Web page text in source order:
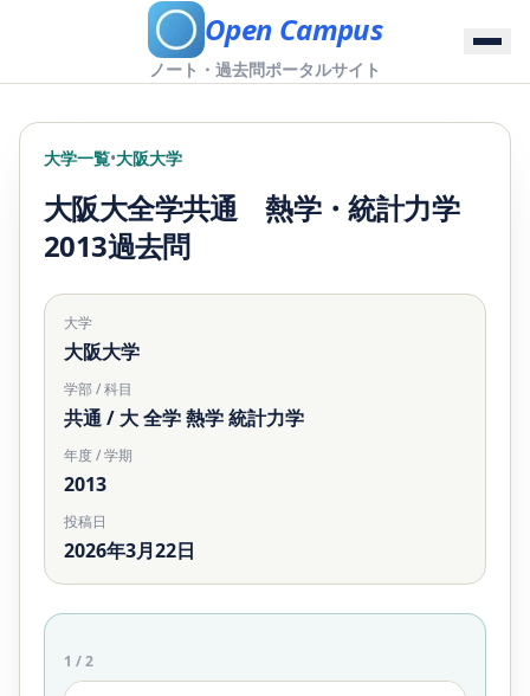
Open Campus
ノート・過去問ポータルサイト
大学一覧•大阪大学
大阪大全学共通 熱学・統計力学
2013過去問
大学
大阪大学
学部 / 科目
共通 / 大 全学 熱学 統計力学
年度 / 学期
2013
投稿日
2026年3月22日
1 /2